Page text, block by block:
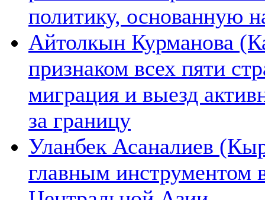
политику, основанную
Айтолкын Курманова
признаком всех пяти
миграция и выезд
за границу
Уланбек Асаналиев
главным инструментом